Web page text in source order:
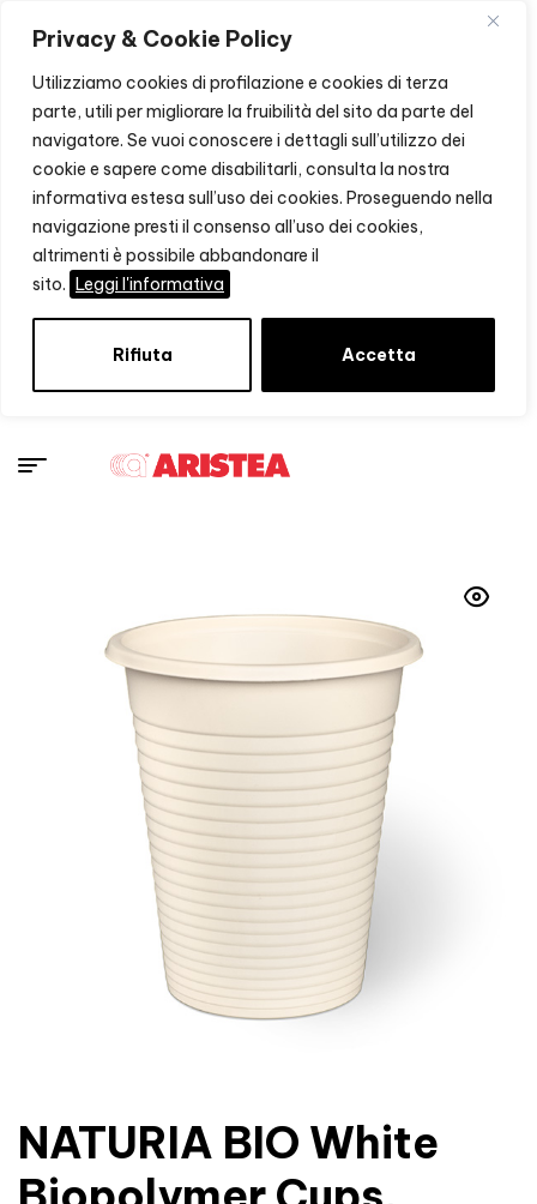
Privacy & Cookie Policy
Utilizziamo cookies di profilazione e cookies di terza
parte, utili per migliorare la fruibilità del sito da parte del
navigatore. Se vuoi conoscere i dettagli sull’utilizzo dei
cookie e sapere come disabilitarli, consulta la nostra
informativa estesa sull’uso dei cookies. Proseguendo nella
navigazione presti il consenso all’uso dei cookies,
altrimenti è possibile abbandonare il
sito. Leggi l'informativa
Rifiuta Accetta
NATURIA BIO White